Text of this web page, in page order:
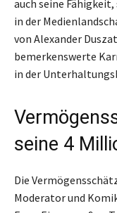
auch seine
in der
von Alexander
bemerkenswerte
in der
seine 4
Die
Moderator und